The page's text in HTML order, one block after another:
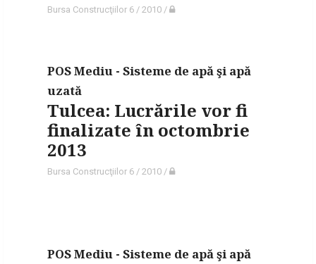
Bursa Construcţiilor 6 / 2010/
POS Mediu - Sisteme de apă şi apă
uzată
Tulcea: Lucrările vor fi
finalizate în octombrie
2013
Bursa Construcţiilor 6 / 2010/
POS Mediu - Sisteme de apă şi apă